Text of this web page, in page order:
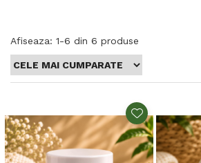
Afiseaza: 1-6 din 6 produse